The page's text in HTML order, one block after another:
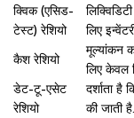
क्विक (एसिड-
टेस्ट) रेशियो
लिए
कैश रेशियो
मूल्यांकन
लिए केवल
डेट-टू-एसेट
रेशियो
दर्शाता है
की जाती है.